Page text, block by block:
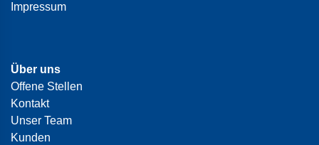
Impressum
Über uns
Offene Stellen
Kontakt
Unser Team
Kunden